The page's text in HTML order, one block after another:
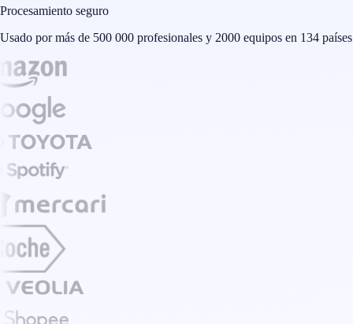
Procesamiento seguro
Usado por más de 500 000 profesionales y 2000 equipos en 134 países